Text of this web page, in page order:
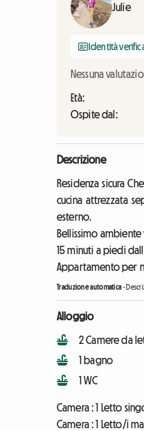
Julie
Identità
Nessuna
Età:
Ospite dal:
Descrizione
Residenza sicura
cucina attrezzata
esterno.
Bellissimo
15 minuti a piedi
Appartamento per
Traduzione automatica-
Alloggio
2 Camere da
1 bagno
1 WC
Camera :1 Letto
Camera :1 Letto/i